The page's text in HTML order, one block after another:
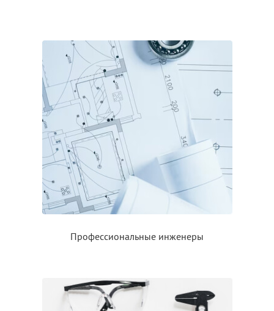
Профессиональные инженеры